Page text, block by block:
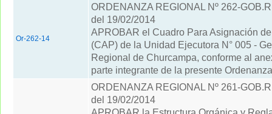
Or-262-14
ORDENANZA REGIONAL Nº 262-
del 19/02/2014
APROBAR el Cuadro Para Asignación
(CAP) de la Unidad Ejecutora N° 005 -
Regional de Churcampa, conforme al
parte integrante de la presente
ORDENANZA REGIONAL Nº 261-
del 19/02/2014